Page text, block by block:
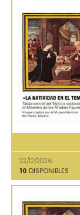
22/12/2026
10 DISPONIBLES